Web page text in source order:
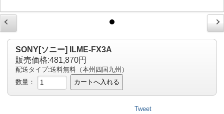
SONY[ソニー] ILME-FX3A
販売価格:481,870円
配送タイプ:送料無料（本州四国九州）
数量：
カートへ入れる
Tweet